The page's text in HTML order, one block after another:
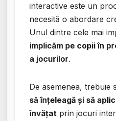
interactive este un
necesită o abordare
Unul dintre cele mai
implicăm pe copii în
a jocurilor.
De asemenea, trebuie
să înțeleagă și să
învățat prin jocuri